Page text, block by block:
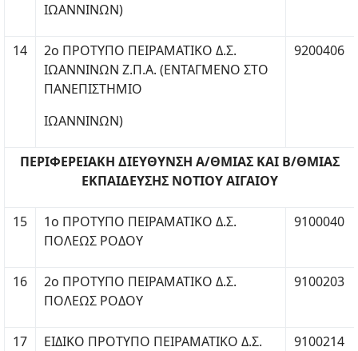
ΙΩΑΝΝΙΝΩΝ)
14
2ο ΠΡΟΤΥΠΟ ΠΕΙΡΑΜΑΤΙΚΟ Δ.Σ.
ΙΩΑΝΝΙΝΩΝ Ζ.Π.Α. (ΕΝΤΑΓΜΕΝΟ ΣΤΟ
ΠΑΝΕΠΙΣΤΗΜΙΟ
ΙΩΑΝΝΙΝΩΝ)
9200406
ΠΕΡΙΦΕΡΕΙΑΚΗ ΔΙΕΥΘΥΝΣΗ Α/ΘΜΙΑΣ ΚΑΙ Β/ΘΜΙΑΣ
ΕΚΠΑΙΔΕΥΣΗΣ ΝΟΤΙΟΥ ΑΙΓΑΙΟΥ
15
1ο ΠΡΟΤΥΠΟ ΠΕΙΡΑΜΑΤΙΚΟ Δ.Σ.
ΠΟΛΕΩΣ ΡΟΔΟΥ
9100040
16
2ο ΠΡΟΤΥΠΟ ΠΕΙΡΑΜΑΤΙΚΟ Δ.Σ.
ΠΟΛΕΩΣ ΡΟΔΟΥ
9100203
17
ΕΙΔΙΚΟ ΠΡΟΤΥΠΟ ΠΕΙΡΑΜΑΤΙΚΟ Δ.Σ.
9100214